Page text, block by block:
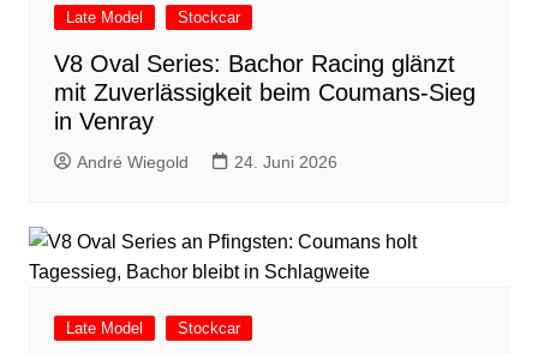
Late Model Stockcar
V8 Oval Series: Bachor Racing glänzt
mit Zuverlässigkeit beim Coumans-Sieg
in Venray
André Wiegold 24. Juni 2026
Late Model Stockcar